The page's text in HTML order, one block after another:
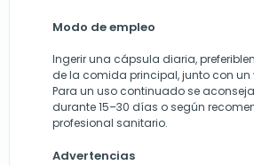
Modo de empleo
Ingerir una cápsula diaria,
de la comida principal, junto con
Para un uso continuado se
durante 15–30 días o según
profesional sanitario.
Advertencias